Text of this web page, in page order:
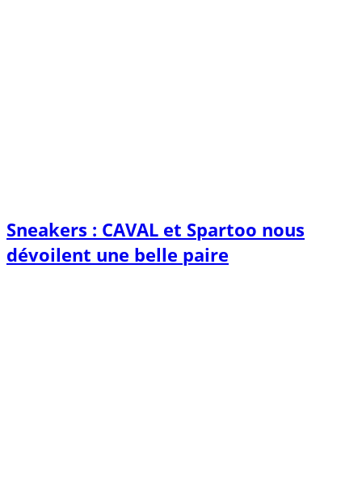
Sneakers : CAVAL et Spartoo nous
dévoilent une belle paire